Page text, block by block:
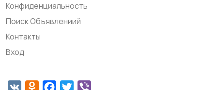
Конфиденциальность
Поиск Объявлениий
Контакты
Вход
VK Odnoklassniki
Facebook
Twitter